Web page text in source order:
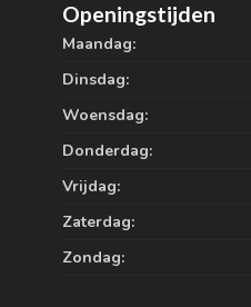
Openingstijden
Maandag:
Dinsdag:
Woensdag:
Donderdag:
Vrijdag:
Zaterdag:
Zondag: